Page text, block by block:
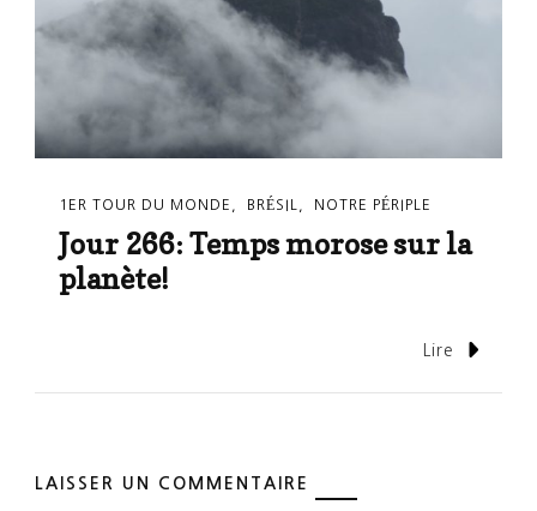
1ER TOUR DU MONDE BRÉSIL NOTRE PÉRIPLE
Jour 266: Temps morose sur la
planète!
Lire
LAISSER UN COMMENTAIRE